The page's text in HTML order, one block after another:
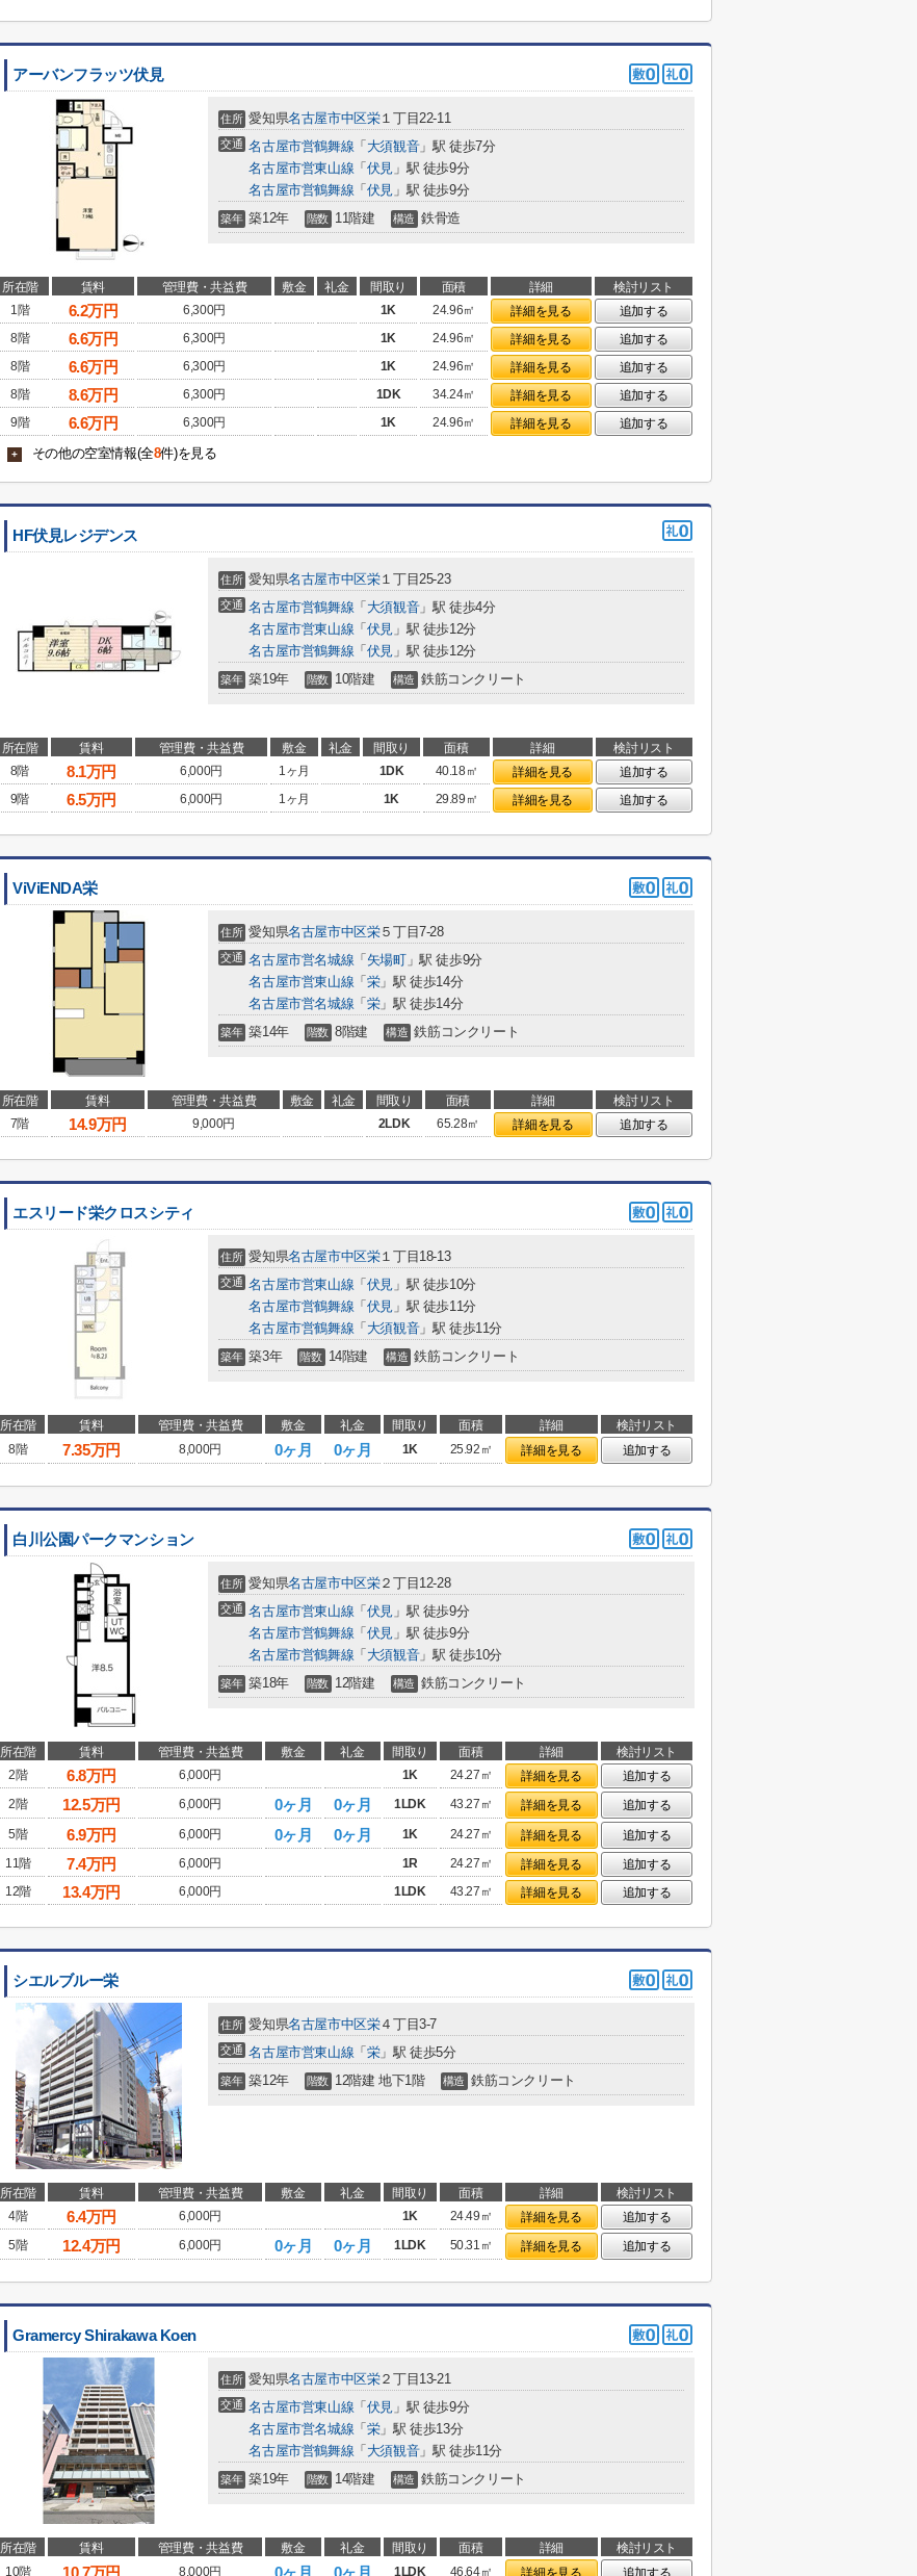
アーバンフラッツ伏見
住所 愛知県名古屋市中区栄１丁目22-11
交通 名古屋市営鶴舞線 「 大須観音」駅 徒歩7分
名古屋市営東山線 「 伏見 」駅 徒歩9分
名古屋市営鶴舞線 「 伏見 」駅 徒歩9分
築年 築12年 階数 11階建 構造 鉄骨造
所在階 賃料 管理費・共益費 敷金 礼金 間取り 面積 詳細
検討リスト
1階
6.2万円 6,300円 1K 24.96㎡ 詳細を見る
追加する
8階
6.6万円 6,300円 1K 24.96㎡ 詳細を見る
追加する
8階
6.6万円 6,300円 1K 24.96㎡ 詳細を見る
追加する
8階
8.6万円 6,300円 1DK 34.24㎡ 詳細を見る
追加する
9階
6.6万円 6,300円 1K 24.96㎡ 詳細を見る 追加する
+ その他の空室情報(全8件)を見る
HF伏見レジデンス
住所 愛知県名古屋市中区栄１丁目25-23
交通 名古屋市営鶴舞線 「 大須観音」駅 徒歩4分
名古屋市営東山線 「 伏見 」駅 徒歩12分
名古屋市営鶴舞線 「 伏見 」駅 徒歩12分
築年 築19年 階数 10階建 構造 鉄筋コンクリート
所在階 賃料 管理費・共益費 敷金 礼金 間取り 面積 詳細
検討リスト
8階
8.1万円 6,000円 1ヶ月 1DK 40.18㎡ 詳細を見る
追加する
9階
6.5万円 6,000円 1ヶ月 1K 29.89㎡ 詳細を見る 追加する
ViViENDA栄
住所 愛知県名古屋市中区栄５丁目7-28
交通 名古屋市営名城線 「 矢場町」駅 徒歩9分
名古屋市営東山線 「 栄」駅 徒歩14分
名古屋市営名城線 「 栄」駅 徒歩14分
築年 築14年 階数 8階建 構造 鉄筋コンクリート
所在階 賃料 管理費・共益費 敷金 礼金 間取り 面積 詳細
検討リスト
7階
14.9万円 9,000円 2LDK 65.28㎡ 詳細を見る 追加する
エスリード栄クロスシティ
住所 愛知県名古屋市中区栄１丁目18-13
交通 名古屋市営東山線 「 伏見 」駅 徒歩10分
名古屋市営鶴舞線 「 伏見 」駅 徒歩11分
名古屋市営鶴舞線 「 大須観音」駅 徒歩11分
築年 築3年 階数 14階建 構造 鉄筋コンクリート
所在階 賃料 管理費・共益費 敷金 礼金 間取り 面積 詳細
検討リスト
8階
7.35万円 8,000円 0ヶ月 0ヶ月 1K 25.92㎡ 詳細を見る 追加する
白川公園パークマンション
住所 愛知県名古屋市中区栄２丁目12-28
交通 名古屋市営東山線 「 伏見 」駅 徒歩9分
名古屋市営鶴舞線 「 伏見 」駅 徒歩9分
名古屋市営鶴舞線 「 大須観音」駅 徒歩10分
築年 築18年 階数 12階建 構造 鉄筋コンクリート
所在階 賃料 管理費・共益費 敷金 礼金 間取り 面積 詳細
検討リスト
2階
6.8万円 6,000円 1K 24.27㎡ 詳細を見る
追加する
2階
12.5万円 6,000円 0ヶ月 0ヶ月 1LDK 43.27㎡ 詳細を見る
追加する
5階
6.9万円 6,000円 0ヶ月 0ヶ月 1K 24.27㎡ 詳細を見る
追加する
11階
7.4万円 6,000円 1R 24.27㎡ 詳細を見る
追加する
12階
13.4万円 6,000円 1LDK 43.27㎡ 詳細を見る 追加する
シエルブルー栄
住所 愛知県名古屋市中区栄４丁目3-7
交通 名古屋市営東山線 「 栄」駅 徒歩5分
築年 築12年 階数 12階建 地下1階 構造 鉄筋コンクリート
所在階 賃料 管理費・共益費 敷金 礼金 間取り 面積 詳細
検討リスト
4階
6.4万円 6,000円 1K 24.49㎡ 詳細を見る
追加する
5階
12.4万円 6,000円 0ヶ月 0ヶ月 1LDK 50.31㎡ 詳細を見る 追加する
Gramercy Shirakawa Koen
住所 愛知県名古屋市中区栄２丁目13-21
交通 名古屋市営東山線 「 伏見 」駅 徒歩9分
名古屋市営名城線 「 栄」駅 徒歩13分
名古屋市営鶴舞線 「 大須観音」駅 徒歩11分
築年 築19年 階数 14階建 構造 鉄筋コンクリート
所在階 賃料 管理費・共益費 敷金 礼金 間取り 面積 詳細
検討リスト
10階
10.7万円 8,000円 0ヶ月 0ヶ月 1LDK 46.64㎡ 詳細を見る 追加する